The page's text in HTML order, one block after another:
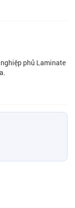
phủ Laminate